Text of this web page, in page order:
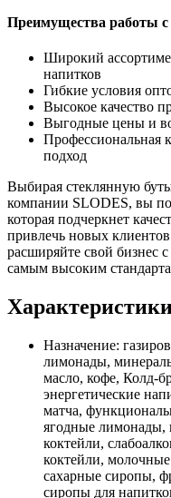
Преимущества работы
Широкий
напитков
Гибкие условия
Высокое качество
Выгодные цены и
Профессиональная
подход
Выбирая стеклянную
компании SLODES, вы
которая подчеркнет
привлечь новых
расширяйте свой бизнес
самым высоким
Назначение:
лимонады,
масло, кофе, Колд-
энергетические
матча,
ягодные лимонады,
коктейли,
коктейли, молочные
сахарные сиропы,
сиропы для